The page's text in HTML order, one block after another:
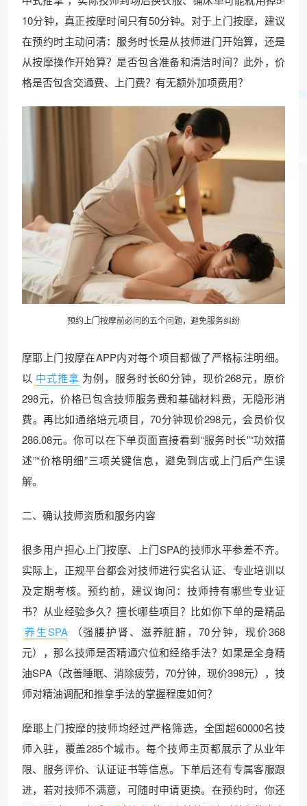
10分钟，真正按摩时间只有50分钟。对于上门按摩，建议
在预约时主动问清：服务时长是从技师进门开始算，还是
从按摩操作开始算？是否包含准备和清洁时间？此外，价
格是否包含交通费、上门费？有无额外加项费用？
预约上门按摩前必问的五个问题，避免服务纠纷
摩耶上门按摩在APP内对每个项目都做了严格标注明细。
以 中式推拿 为例，服务时长60分钟，现价268元，原价
298元，价格已包含技师服务费和基础材料费，无隐形消
费。再比如通络培元项目，70分钟现价298元，会员价仅
286.08元。你可以在下单页面直接看到“服务时长”“功效描
述”“价格明细”三项关键信息，避免到店或上门后产生误
解。
二、确认技师资质和服务内容
很多用户担心上门按摩、上门SPA的技师水平参差不齐。
实际上，正规平台都会对技师进行实名认证、专业培训以
及定期考核。预约前，建议询问：技师持有哪些专业证
书？从业经验多久？擅长哪些项目？比如你下单的是精品
养生SPA
（强腰护肾、滋养脏腑，70分钟，现价368
元），那么技师是否精通穴位和经络手法？如果是全身精
油SPA（改善睡眠、消除疲劳，70分钟，现价398元），技
师对精油调配和推拿手法的掌握程度如何？
摩耶上门按摩的技师均经过严格筛选，全国超60000名技
师入驻，覆盖285个城市。每个技师主页都展示了从业年
限、服务评价、认证证书等信息。下单后还有专属客服跟
进，若对技师不满意，可随时申请更换。在预约时，你还